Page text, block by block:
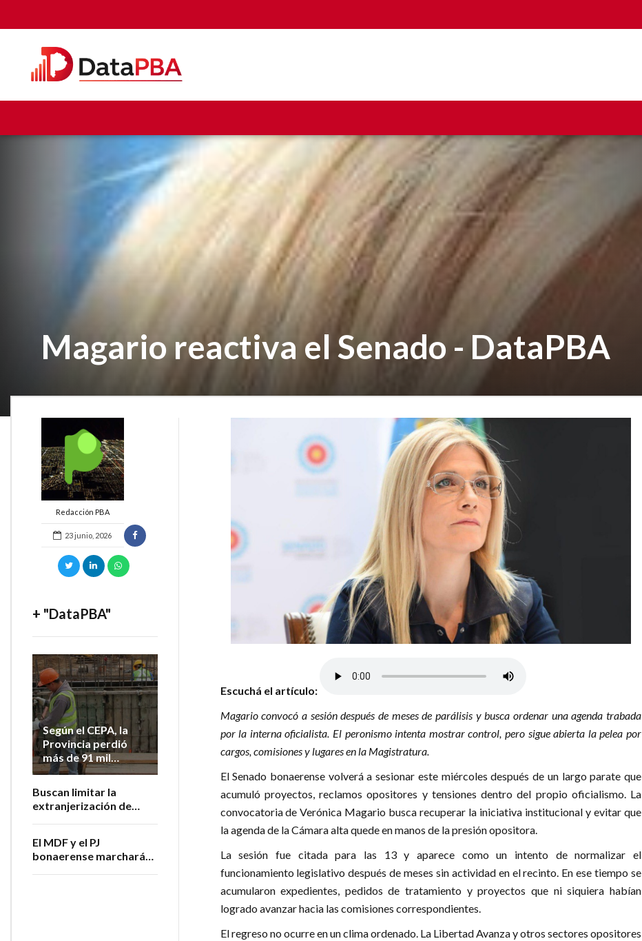
Magario reactiva el Senado - DataPBA
Redacción PBA
23 junio, 2026
+ "DataPBA"
Según el CEPA, la
Provincia perdió
más de 91 mil
empleos
2023
Buscan limitar la
extranjerización de
El MDF y el PJ
bonaerense marcharán
Escuchá el artículo:
Magario convocó a sesión después de meses de parálisis y busca ordenar una agenda trabada
por la interna oficialista. El peronismo intenta mostrar control, pero sigue abierta la pelea por
cargos, comisiones y lugares en la Magistratura.
El Senado bonaerense volverá a sesionar este miércoles después de un largo parate que
acumuló proyectos, reclamos opositores y tensiones dentro del propio oficialismo. La
convocatoria de Verónica Magario busca recuperar la iniciativa institucional y evitar que
la agenda de la Cámara alta quede en manos de la presión opositora.
La sesión fue citada para las 13 y aparece como un intento de normalizar el
funcionamiento legislativo después de meses sin actividad en el recinto. En ese tiempo se
acumularon expedientes, pedidos de tratamiento y proyectos que ni siquiera habían
logrado avanzar hacia las comisiones correspondientes.
El regreso no ocurre en un clima ordenado. La Libertad Avanza y otros sectores opositores